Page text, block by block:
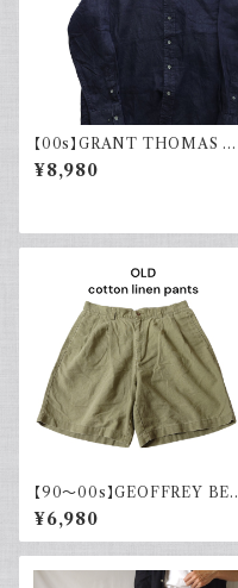
【00s】GRANT THOMAS 古
着 長袖リネンシャツ ネイビー
アメカジ古着
¥8,980
【90～00s】GEOFFREY BEE
NE コットンリネンショーツ ツー
タック カーキグリーン フェード
古着
¥6,980